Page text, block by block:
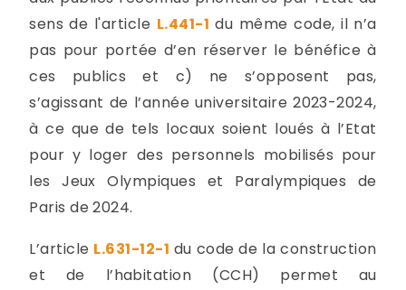
sens de l'article L.441-1 du même code, il n’a
pas pour portée d’en réserver le bénéfice à
ces publics et c) ne s’opposent pas,
s’agissant de l’année universitaire 2023-2024,
à ce que de tels locaux soient loués à l’Etat
pour y loger des personnels mobilisés pour
les Jeux Olympiques et Paralympiques de
Paris de 2024.
L’article L.631-12-1 du code de la construction
et de l’habitation (CCH) permet au